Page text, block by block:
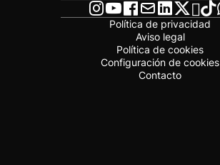
Política de privacidad
Aviso legal
Política de cookies
Configuración de cookies
Contacto